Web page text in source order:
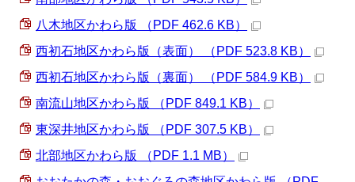
八木地区かわら版 （PDF 462.6 KB）
西初石地区かわら版（表面） （PDF 523.8 KB）
西初石地区かわら版（裏面） （PDF 584.9 KB）
南流山地区かわら版 （PDF 849.1 KB）
東深井地区かわら版 （PDF 307.5 KB）
北部地区かわら版 （PDF 1.1 MB）